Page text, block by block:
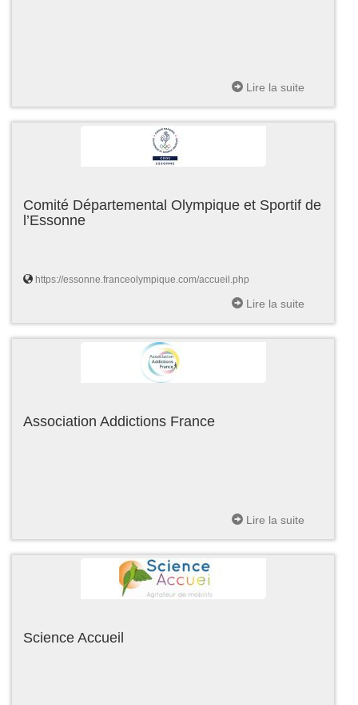
Lire la suite
Comité Départemental Olympique et Sportif de
l’Essonne
https://essonne.franceolympique.com/accueil.php
Lire la suite
Association Addictions France
Lire la suite
Science Accueil